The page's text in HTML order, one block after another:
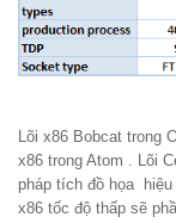
Lõi x86 Bobcat trong
x86 trong Atom . Lõi
pháp tích đồ họa
x86 tốc độ thấp sẽ